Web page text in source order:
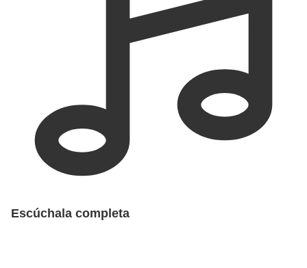
Escúchala completa